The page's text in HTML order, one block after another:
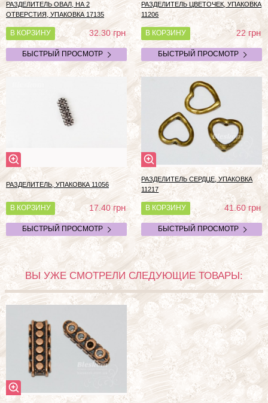
РАЗДЕЛИТЕЛЬ ОВАЛ, НА 2
ОТВЕРСТИЯ, УПАКОВКА 17135
В КОРЗИНУ 32.30грн
БЫСТРЫЙ ПРОСМОТР
РАЗДЕЛИТЕЛЬ ЦВЕТОЧЕК, УПАКОВКА
11206
В КОРЗИНУ 22 грн
БЫСТРЫЙ ПРОСМОТР
РАЗДЕЛИТЕЛЬ, УПАКОВКА 11056
В КОРЗИНУ 17.40грн
БЫСТРЫЙ ПРОСМОТР
РАЗДЕЛИТЕЛЬ СЕРДЦЕ, УПАКОВКА
11217
В КОРЗИНУ 41.60грн
БЫСТРЫЙ ПРОСМОТР
ВЫ УЖЕ СМОТРЕЛИ СЛЕДУЮЩИЕ ТОВАРЫ: